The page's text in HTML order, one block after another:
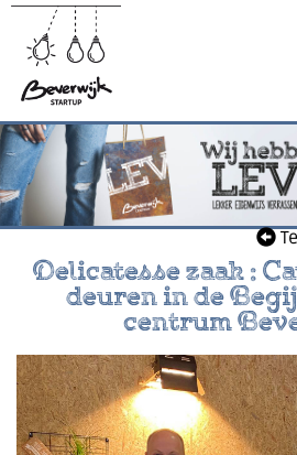
Delicatesse zaak :
deuren in de
centrum